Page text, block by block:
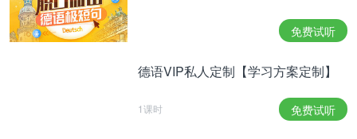
而引起关注。在一首歌中，他曾夸口说：“用别人名
字办事，我毫不留情，车里藏着三公斤货。” „Lass
Erbarmen. Habe drei Kilo im Wagen.“
他也并非“局子”的生面孔。2021年，多家媒体就报道
免费试听
德语VIP私人定制【学习方案定制】
1课时 免费试听